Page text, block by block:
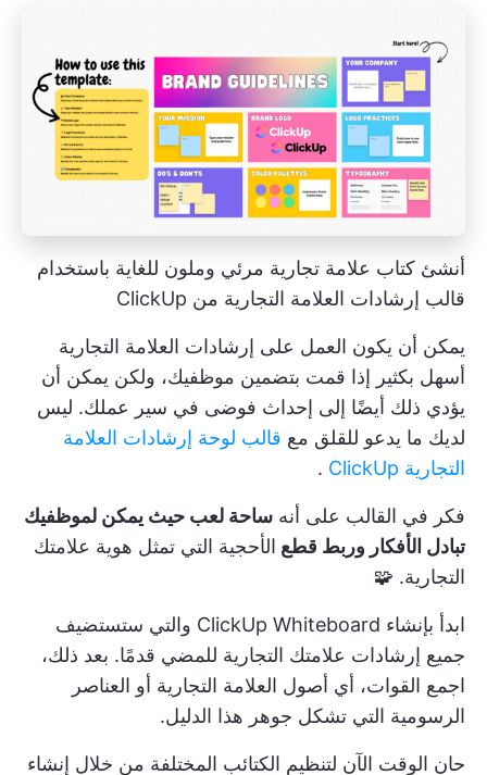
أنشئ كتاب علامة تجارية مرئي وملون للغاية باستخدام
قالب إرشادات العلامة التجارية من ClickUp
يمكن أن يكون العمل على إرشادات العلامة التجارية
أسهل بكثير إذا قمت بتضمين موظفيك، ولكن يمكن أن
يؤدي ذلك أيضًا إلى إحداث فوضى في سير عملك. ليس
لديك ما يدعو للقلق مع قالب لوحة إرشادات العلامة
التجارية ClickUp
.
فكر في القالب على أنه ساحة لعب حيث يمكن لموظفيك
تبادل الأفكار وربط قطع الأحجية التي تمثل هوية علامتك
التجارية. 🧩
ابدأ بإنشاء ClickUp Whiteboard والتي ستستضيف
جميع إرشادات علامتك التجارية للمضي قدمًا. بعد ذلك،
اجمع القوات، أي أصول العلامة التجارية أو العناصر
الرسومية التي تشكل جوهر هذا الدليل.
حان الوقت الآن لتنظيم الكتائب المختلفة من خلال إنشاء